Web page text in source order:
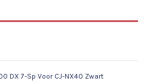
DX 7-Sp Voor CJ-NX40 Zwart